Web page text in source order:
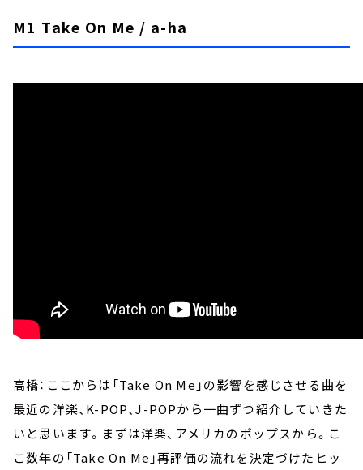
M1 Take On Me / a-ha
高橋：ここからは「Take On Me」の影響を感じさせる曲を
最近の洋楽、K-POP、J-POPから一曲ずつ紹介していきた
いと思います。まずは洋楽、アメリカのポップスから。こ
こ数年の「Take On Me」再評価の流れを決定づけたヒッ